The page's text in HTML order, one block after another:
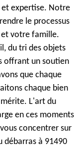
et expertise. Notre
le processus
et votre famille.
du tri des objets
offrant un soutien
que chaque
chaque bien
L'art du
en ces moments
concentrer sur
débarras à 91490